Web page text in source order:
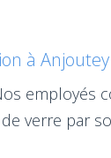
à Anjoutey
verre par